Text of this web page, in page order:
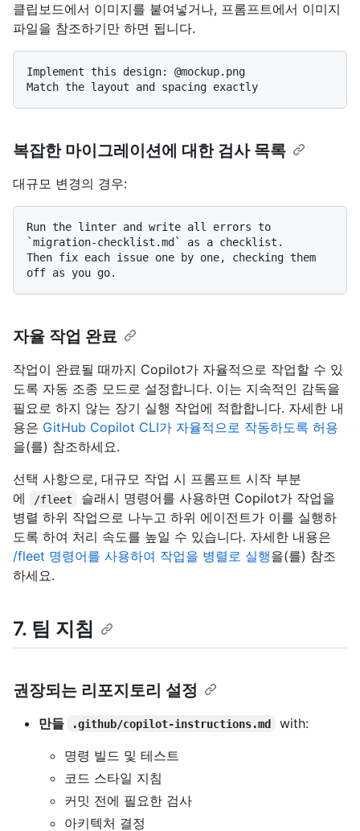
클립보드에서 이미지를 붙여넣거나, 프롬프트에서 이미지
파일을 참조하기만 하면 됩니다.
Implement this design: @mockup.png
복잡한 마이그레이션에 대한 검사 목록
대규모 변경의 경우:
Run the linter and write all errors to
`migration-checklist.md` as a checklist.
Then fix each issue one by one, checking them
자율 작업 완료
작업이 완료될 때까지 Copilot가 자율적으로 작업할 수 있
도록 자동 조종 모드로 설정합니다. 이는 지속적인 감독을
필요로 하지 않는 장기 실행 작업에 적합합니다. 자세한 내
용은 GitHub Copilot CLI가 자율적으로 작동하도록 허용
을(를) 참조하세요.
선택 사항으로, 대규모 작업 시 프롬프트 시작 부분
에
/fleet
슬래시 명령어를 사용하면 Copilot가 작업을
병렬 하위 작업으로 나누고 하위 에이전트가 이를 실행하
도록 하여 처리 속도를 높일 수 있습니다. 자세한 내용은
/fleet 명령어를 사용하여 작업을 병렬로 실행을(를) 참조
하세요.
7. 팀 지침
권장되는 리포지토리 설정
만들 .github/copilot-instructions.md
with:
명령 빌드 및 테스트
코드 스타일 지침
커밋 전에 필요한 검사
아키텍처 결정